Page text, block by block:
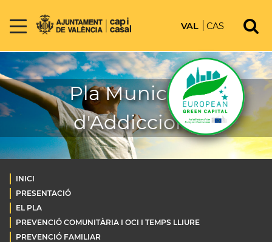
VAL CAS
Pla Municipal
d'Addiccions
INICI
PRESENTACIÓ
EL PLA
PREVENCIÓ COMUNITÀRIA I OCI I TEMPS LLIURE
PREVENCIÓ FAMILIAR